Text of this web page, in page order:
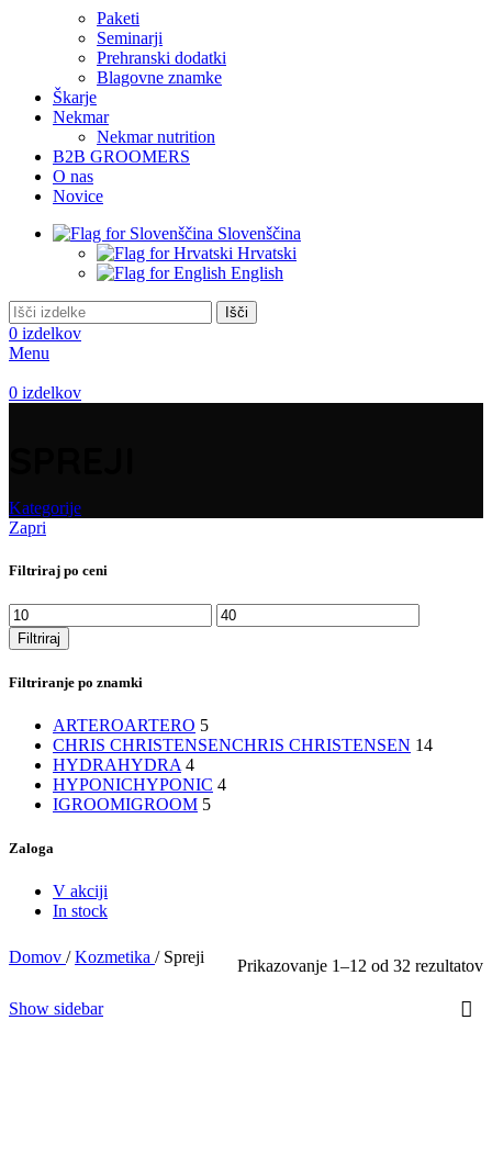
Paketi
Seminarji
Prehranski dodatki
Blagovne znamke
Škarje
Nekmar
Nekmar nutrition
B2B GROOMERS
O nas
Novice
Slovenščina
Hrvatski
English
Išči
0 izdelkov
Menu
0 izdelkov
Kategorije
Zapri
Filtriraj po ceni
Min
cena
Max
cena
Filtriraj
Filtriranje po znamki
ARTEROARTERO 5
CHRIS CHRISTENSENCHRIS CHRISTENSEN 14
HYDRAHYDRA 4
HYPONICHYPONIC 4
IGROOMIGROOM 5
Zaloga
V akciji
In stock
Domov / Kozmetika / Spreji Prikazovanje 1–12 od 32 rezultatov
Show sidebar